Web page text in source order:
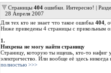
Страницы 404 ошибки. Интересно! |
28 Апреля 2007
Для тех кто не знает что такое ошибка 404 ,
Ниже приведены 4 страницы с прикольным
1.
Нихрена не могу найти страницу
Страницу, которую ты ищешь, кто-то нафиг
электричество. Или вообще её здесь
полностью >>>